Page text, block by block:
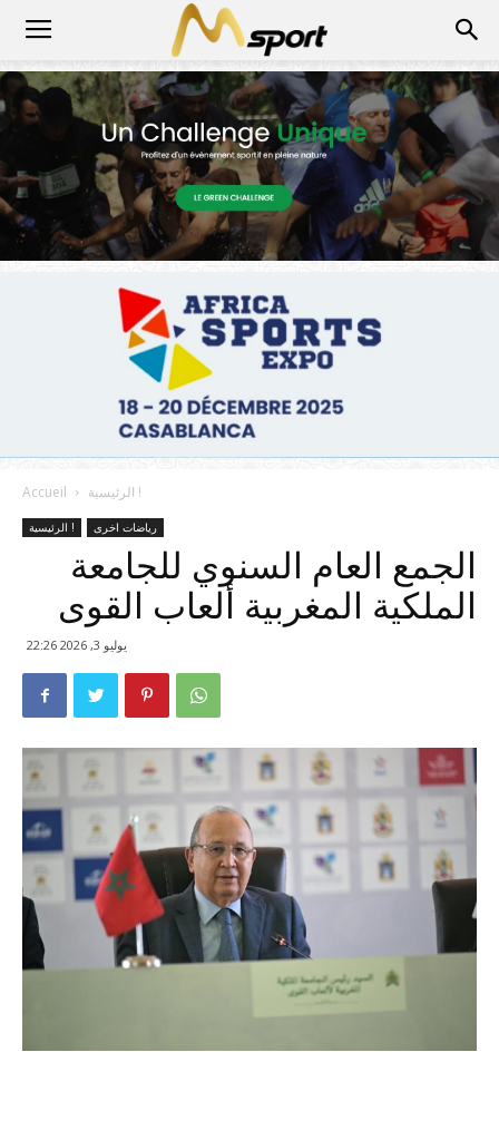
Accueil الرئيسية !
الرئيسية ! رياضات اخرى
الجمع العام السنوي للجامعة
الملكية المغربية ألعاب القوى
يوليو 3, 2026 22:26